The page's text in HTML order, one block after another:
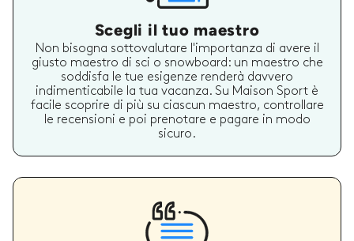
Scegli il tuo maestro
Non bisogna sottovalutare l'importanza di avere il
giusto maestro di sci o snowboard: un maestro che
soddisfa le tue esigenze renderà davvero
indimenticabile la tua vacanza. Su Maison Sport è
facile scoprire di più su ciascun maestro, controllare
le recensioni e poi prenotare e pagare in modo
sicuro.